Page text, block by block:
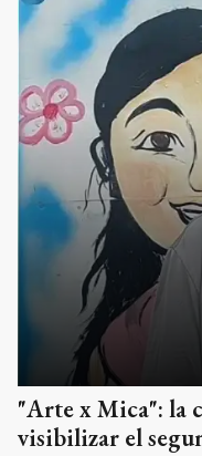
"Arte x Mica": la
visibilizar el